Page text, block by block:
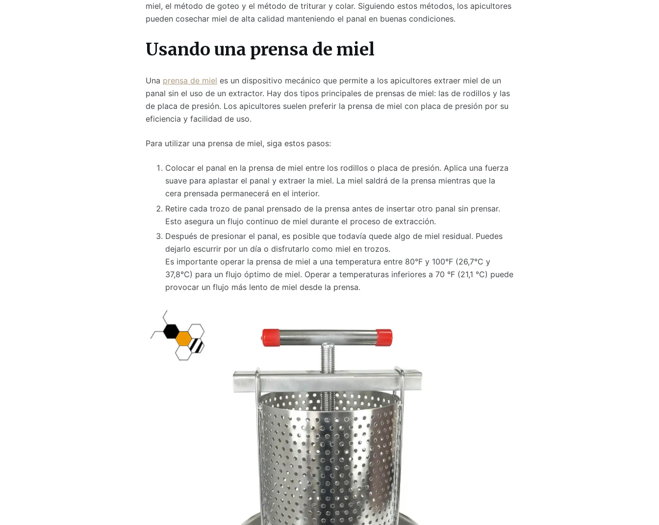
miel, el método de goteo y el método de triturar y colar. Siguiendo estos métodos, los apicultores
pueden cosechar miel de alta calidad manteniendo el panal en buenas condiciones.
Usando una prensa de miel
Una prensa de miel es un dispositivo mecánico que permite a los apicultores extraer miel de un
panal sin el uso de un extractor. Hay dos tipos principales de prensas de miel: las de rodillos y las
de placa de presión. Los apicultores suelen preferir la prensa de miel con placa de presión por su
eficiencia y facilidad de uso.
Para utilizar una prensa de miel, siga estos pasos:
Colocar el panal en la prensa de miel entre los rodillos o placa de presión. Aplica una fuerza
suave para aplastar el panal y extraer la miel. La miel saldrá de la prensa mientras que la
cera prensada permanecerá en el interior.
Retire cada trozo de panal prensado de la prensa antes de insertar otro panal sin prensar.
Esto asegura un flujo continuo de miel durante el proceso de extracción.
Después de presionar el panal, es posible que todavía quede algo de miel residual. Puedes
dejarlo escurrir por un día o disfrutarlo como miel en trozos.
Es importante operar la prensa de miel a una temperatura entre 80°F y 100°F (26,7°C y
37,8°C) para un flujo óptimo de miel. Operar a temperaturas inferiores a 70 °F (21,1 °C) puede
provocar un flujo más lento de miel desde la prensa.